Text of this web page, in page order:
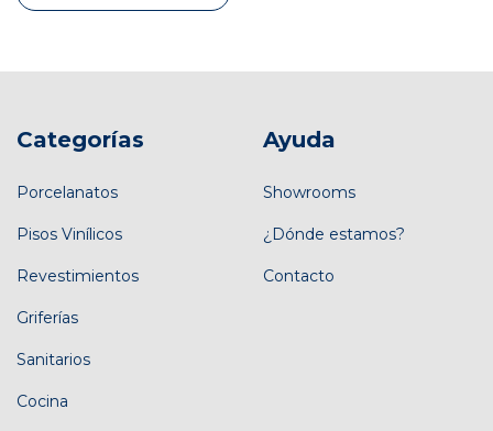
Categorías
Porcelanatos
Pisos Vinílicos
Revestimientos
Griferías
Sanitarios
Cocina
Ayuda
Showrooms
¿Dónde estamos?
Contacto